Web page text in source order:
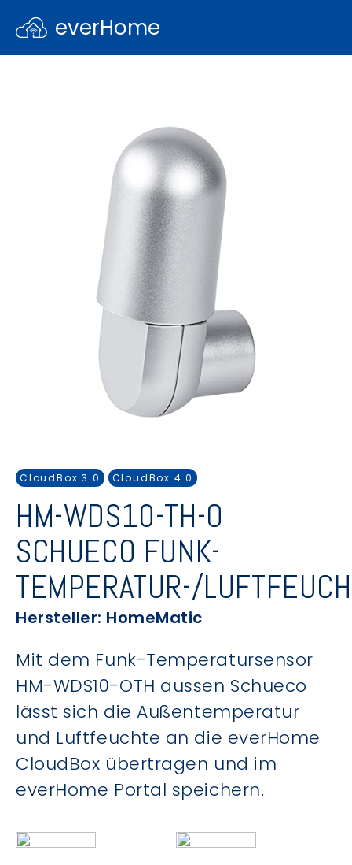
everHome
CloudBox 3.0 CloudBox 4.0
HM-WDS10-TH-O
SCHUECO FUNK-
TEMPERATUR-/
Hersteller: HomeMatic
Mit dem Funk-Temperatursensor
HM-WDS10-OTH aussen Schueco
lässt sich die Außentemperatur
und Luftfeuchte an die everHome
CloudBox übertragen und im
everHome Portal speichern.